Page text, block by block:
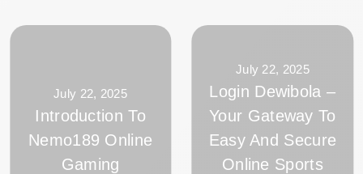
July 22, 2025
Introduction To
Nemo189 Online
Gaming
July 22, 2025
Login Dewibola –
Your Gateway To
Easy And Secure
Online Sports